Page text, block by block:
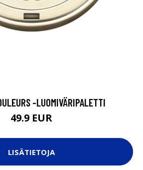
-LUOMIVÄRIPALETTI
49.9 EUR
LISÄTIETOJA